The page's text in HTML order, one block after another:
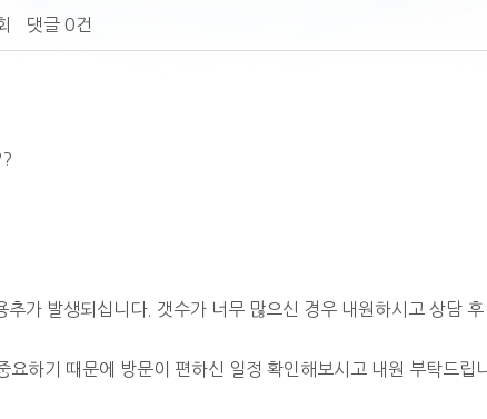
댓글 0건
가 발생되십니다. 갯수가 너무 많으신 경우 내원하시고 상담
하기 때문에 방문이 편하신 일정 확인해보시고 내원 부탁드립